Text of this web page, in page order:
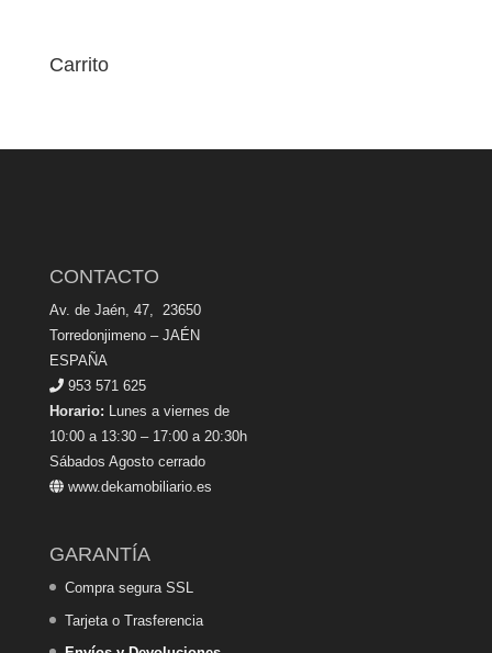
Carrito
CONTACTO
Av. de Jaén, 47, 23650
Torredonjimeno – JAÉN
ESPAÑA
953 571 625
Horario: Lunes a viernes de
10:00 a 13:30 – 17:00 a 20:30h
Sábados Agosto cerrado
www.dekamobiliario.es
GARANTÍA
Compra segura SSL
Tarjeta o Trasferencia